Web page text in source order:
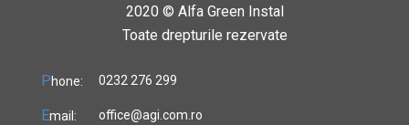
2020 © Alfa Green Instal
Toate drepturile rezervate
Phone: 0232 276 299
Email: office@agi.com.ro